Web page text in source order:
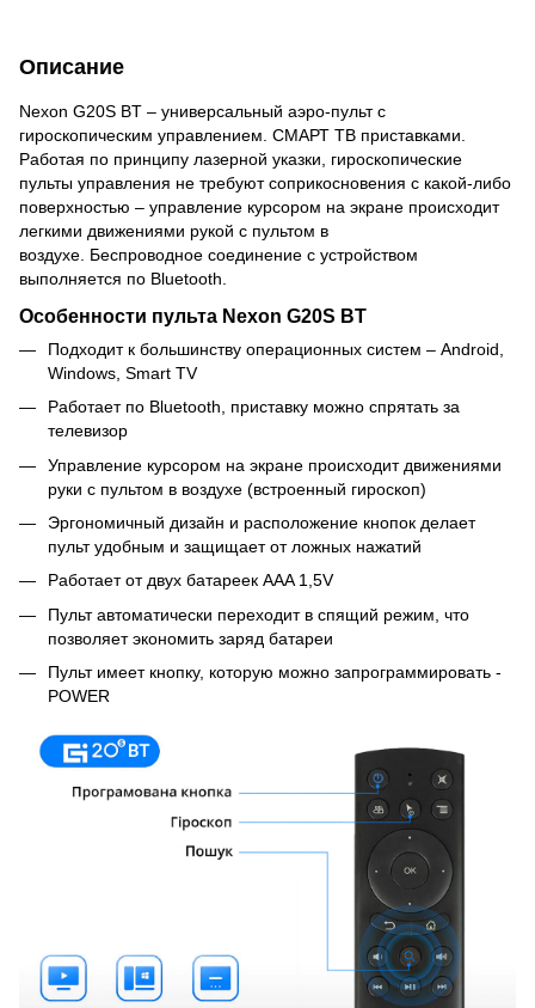
Описание
Nexon G20S BT – универсальный аэро-пульт с
гироскопическим управлением. СМАРТ ТВ приставками.
Работая по принципу лазерной указки, гироскопические
пульты управления не требуют соприкосновения с какой-либо
поверхностью – управление курсором на экране происходит
легкими движениями рукой с пультом в
воздухе. Беспроводное соединение с устройством
выполняется по Bluetooth.
Особенности пульта Nexon G20S BT
Подходит к большинству операционных систем – Android,
Windows, Smart TV
Работает по Bluetooth, приставку можно спрятать за
телевизор
Управление курсором на экране происходит движениями
руки с пультом в воздухе (встроенный гироскоп)
Эргономичный дизайн и расположение кнопок делает
пульт удобным и защищает от ложных нажатий
Работает от двух батареек AAA 1,5V
Пульт автоматически переходит в спящий режим, что
позволяет экономить заряд батареи
Пульт имеет кнопку, которую можно запрограммировать -
POWER